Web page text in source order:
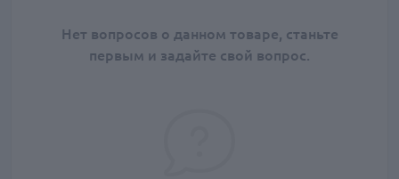
Нет вопросов о данном товаре, станьте
первым и задайте свой вопрос.